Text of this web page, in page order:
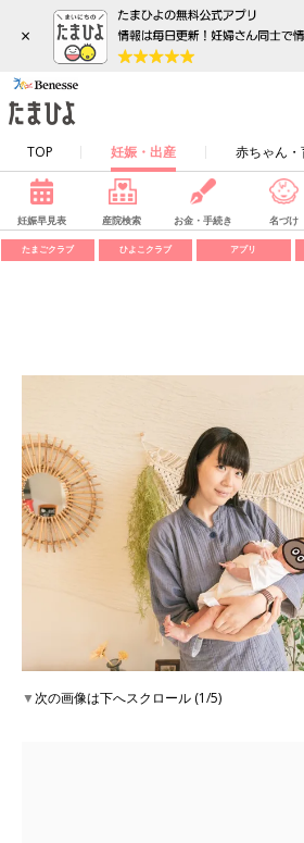
×
TOP 妊娠・出産 赤ちゃん・
妊娠早見表 産院検索 お金・手続き 名づけ
たまごクラブ ひよこクラブ アプリ
▼次の画像は下へスクロール (1/5)